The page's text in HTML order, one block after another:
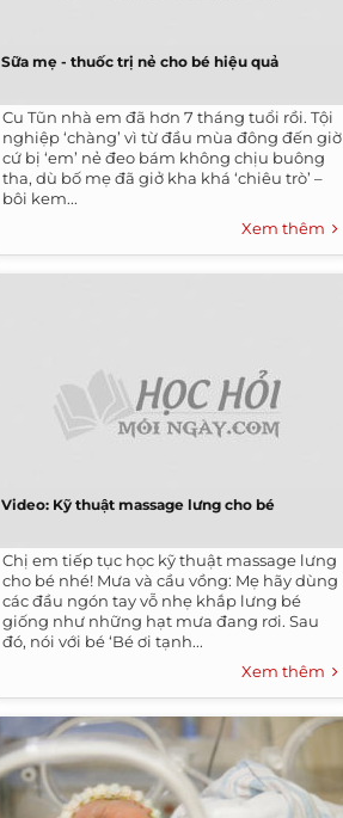
Sữa mẹ - thuốc trị nẻ cho bé hiệu quả
Cu Tũn nhà em đã hơn 7 tháng tuổi rồi. Tội
nghiệp ‘chàng’ vì từ đầu mùa đông đến giờ
cứ bị ‘em’ nẻ đeo bám không chịu buông
tha, dù bố mẹ đã giở kha khá ‘chiêu trò’ –
bôi kem...
Xem thêm
Video: Kỹ thuật massage lưng cho bé
Chị em tiếp tục học kỹ thuật massage lưng
cho bé nhé! Mưa và cầu vồng: Mẹ hãy dùng
các đầu ngón tay vỗ nhẹ khắp lưng bé
giống như những hạt mưa đang rơi. Sau
đó, nói với bé ‘Bé ơi tạnh...
Xem thêm